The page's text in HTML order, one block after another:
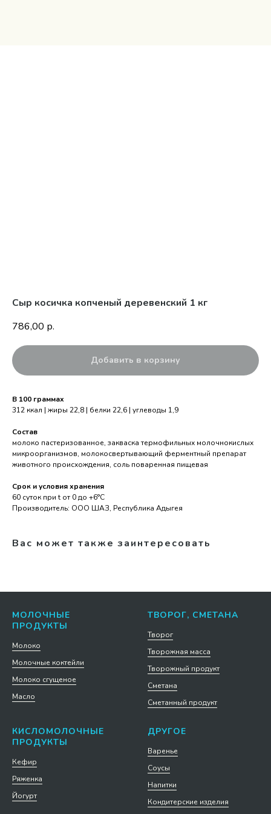
Сыр косичка копченый деревенский 1 кг
786,00 р.
Добавить в корзину
В 100 граммах
312 ккал | жиры 22,8 | белки 22,6 | углеводы 1,9
Состав
молоко пастеризованное, закваска термофильных молочнокислых
микроорганизмов, молокосвертывающий ферментный препарат
животного происхождения, соль поваренная пищевая
Срок и условия хранения
60 суток при t от 0 до +6°С
Производитель: ООО ШАЗ, Республика Адыгея
Вас может также заинтересовать
МОЛОЧНЫЕ
ПРОДУКТЫ
Молоко
Молочные коктейли
Молоко сгущеное
Масло
ТВОРОГ, СМЕТАНА
Творог
Творожная масса
Творожный продукт
Сметана
Сметанный продукт
КИСЛОМОЛОЧНЫЕ
ПРОДУКТЫ
Кефир
Ряженка
Йогурт
ДРУГОЕ
Варенье
Соусы
Напитки
Кондитерские изделия